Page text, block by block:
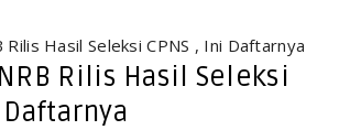
Rilis Hasil Seleksi
Daftarnya